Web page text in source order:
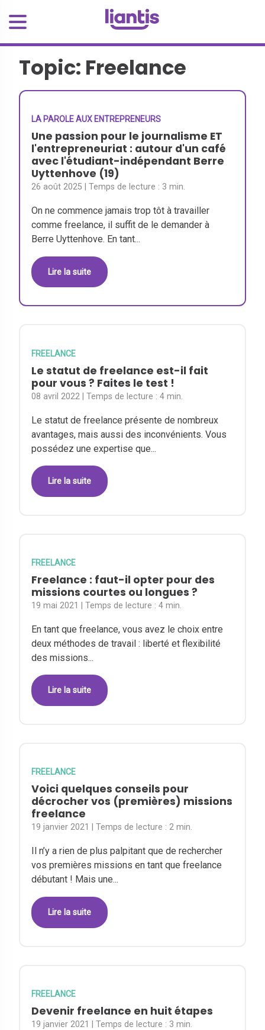
Topic: Freelance
LA PAROLE AUX ENTREPRENEURS
Une passion pour le journalisme ET
l'entrepreneuriat : autour d'un café
avec l'étudiant-indépendant Berre
Uyttenhove (19)
26 août 2025 | Temps de lecture : 3 min.
On ne commence jamais trop tôt à travailler
comme freelance, il suffit de le demander à
Berre Uyttenhove. En tant...
Lire la suite
FREELANCE
Le statut de freelance est-il fait
pour vous ? Faites le test !
08 avril 2022 | Temps de lecture :4 min.
Le statut de freelance présente de nombreux
avantages, mais aussi des inconvénients. Vous
possédez une expertise que...
Lire la suite
FREELANCE
Freelance : faut-il opter pour des
missions courtes ou longues ?
19 mai 2021 | Temps de lecture :4 min.
En tant que freelance, vous avez le choix entre
deux méthodes de travail : liberté et flexibilité
des missions...
Lire la suite
FREELANCE
Voici quelques conseils pour
décrocher vos (premières) missions
freelance
19 janvier 2021 | Temps de lecture :2 min.
Il n’y a rien de plus palpitant que de rechercher
vos premières missions en tant que freelance
débutant ! Mais une...
Lire la suite
FREELANCE
Devenir freelance en huit étapes
19 janvier 2021 | Temps de lecture : 3 min.